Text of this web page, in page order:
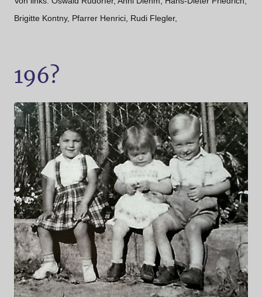
Brigitte Kontny, Pfarrer Henrici, Rudi Flegler,
196?